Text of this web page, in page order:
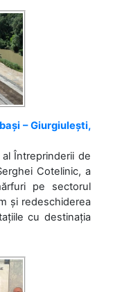
– Giurgiulești,
Întreprinderii de
Cotelinic, a
pe sectorul
și redeschiderea
cu destinația